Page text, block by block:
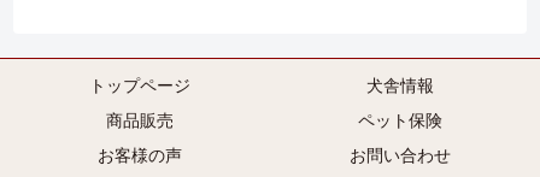
トップページ
犬舎情報
商品販売
ペット保険
お客様の声
お問い合わせ